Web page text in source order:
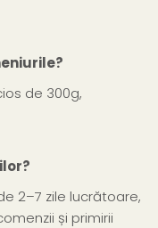
de 300g,
2–7 zile lucrătoare,
și primirii